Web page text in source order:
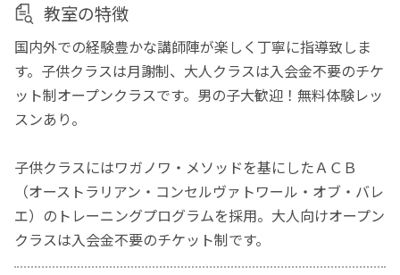
教室の特徴
国内外での経験豊かな講師陣が楽しく丁寧に指導致しま
す。子供クラスは月謝制、大人クラスは入会金不要のチケ
ット制オープンクラスです。男の子大歓迎！無料体験レッ
スンあり。
子供クラスにはワガノワ・メソッドを基にしたＡＣＢ
（オーストラリアン・コンセルヴァトワール・オブ・バレ
エ）のトレーニングプログラムを採用。大人向けオープン
クラスは入会金不要のチケット制です。